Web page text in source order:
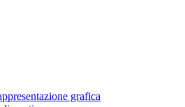
grafica